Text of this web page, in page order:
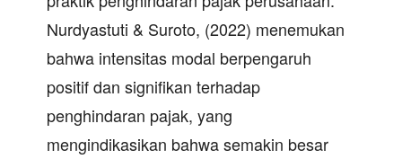
Nurdyastuti & Suroto, (2022) menemukan
bahwa intensitas modal berpengaruh
positif dan signifikan terhadap
penghindaran pajak, yang
mengindikasikan bahwa semakin besar